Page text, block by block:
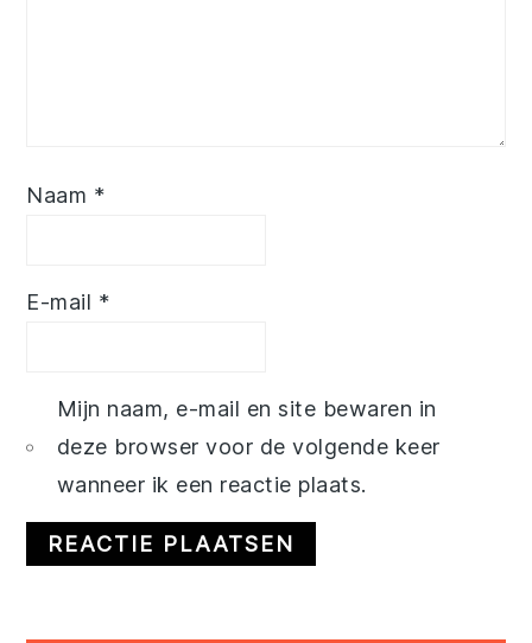
Naam *
E-mail *
Mijn naam, e-mail en site bewaren in
deze browser voor de volgende keer
wanneer ik een reactie plaats.